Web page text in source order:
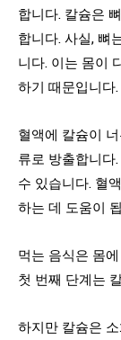
합니다. 칼슘은
합니다. 사실, 뼈
니다. 이는 몸이
하기 때문입니다.
혈액에 칼슘이
류로 방출합니다
수 있습니다. 혈
하는 데 도움이
먹는 음식은 몸
첫 번째 단계는
하지만 칼슘은